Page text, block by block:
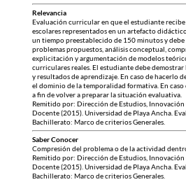
Relevancia
Evaluación curricular en que el estudiante recibe
escolares representados en un artefacto
un tiempo preestablecido de 150 minutos y
problemas propuestos, análisis conceptual,
explicitación y argumentación de modelos
curriculares reales. El estudiante debe demostrar
y resultados de aprendizaje. En caso de hacerlo
el dominio de la temporalidad formativa. En
a fin de volver a preparar la situación evaluativa.
Remitido por: Dirección de Estudios,
Docente (2015). Universidad de Playa Ancha.
Bachillerato: Marco de criterios Generales.
Saber Conocer
Compresión del problema o de la actividad
Remitido por: Dirección de Estudios,
Docente (2015). Universidad de Playa Ancha.
Bachillerato: Marco de criterios Generales.